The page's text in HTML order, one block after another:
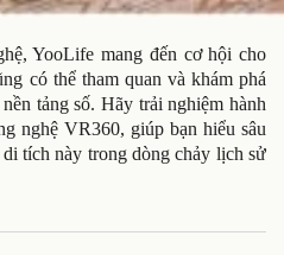
YooLife mang đến cơ hội cho
có thể tham quan và khám phá
tảng số. Hãy trải nghiệm hành
nghệ VR360, giúp bạn hiểu sâu
tích này trong dòng chảy lịch sử